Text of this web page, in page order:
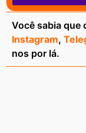
Você sabia que
Instagram,
nos por lá.